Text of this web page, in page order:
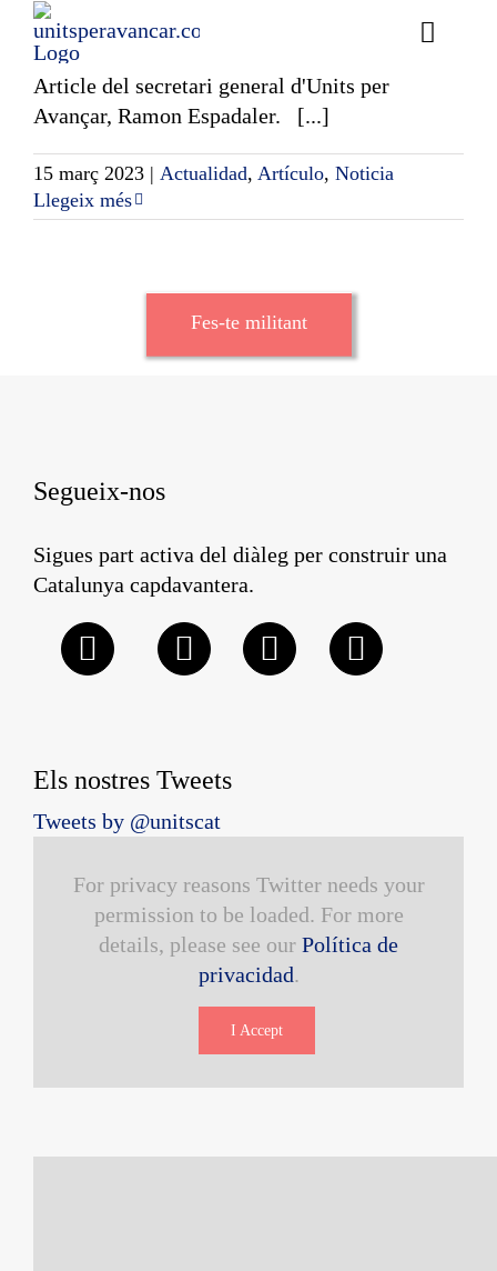
Skip
content
Toggle
expresidents del Parlament
Article del secretari general d'Units per
Avançar, Ramon Espadaler. [...]
15 març 2023 | Actualidad, Artículo, Noticia
Llegeix més
Fes-te militant
Segueix-nos
Sigues part activa del diàleg per construir una
Catalunya capdavantera.
Els nostres Tweets
Tweets by @unitscat
For privacy reasons Twitter needs your
permission to be loaded. For more
details, please see our Política de
privacidad.
I Accept